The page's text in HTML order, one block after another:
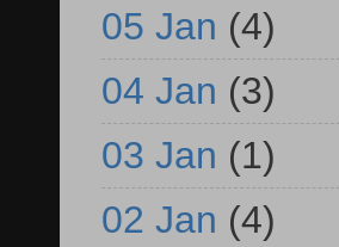
05 Jan (4)
04 Jan (3)
03 Jan (1)
02 Jan (4)